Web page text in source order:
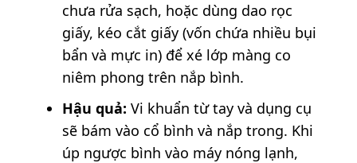
chưa rửa sạch, hoặc dùng dao rọc
giấy, kéo cắt giấy (vốn chứa nhiều bụi
bẩn và mực in) để xé lớp màng co
niêm phong trên nắp bình.
Hậu quả: Vi khuẩn từ tay và dụng cụ
sẽ bám vào cổ bình và nắp trong. Khi
úp ngược bình vào máy nóng lạnh,